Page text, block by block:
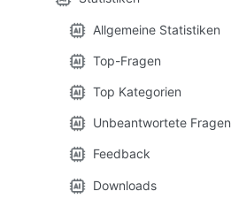
Allgemeine Statistiken
Top-Fragen
Top Kategorien
Unbeantwortete Fragen
Feedback
Downloads